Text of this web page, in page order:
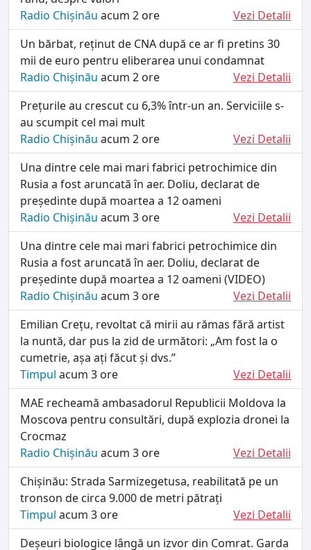
Radio Chișinău acum 2 ore
Vezi Detalii
Un bărbat, reținut de CNA după ce ar fi pretins 30
mii de euro pentru eliberarea unui condamnat
Radio Chișinău acum 2 ore
Vezi Detalii
Prețurile au crescut cu 6,3% într-un an. Serviciile s-
au scumpit cel mai mult
Radio Chișinău acum 2 ore
Vezi Detalii
Una dintre cele mai mari fabrici petrochimice din
Rusia a fost aruncată în aer. Doliu, declarat de
președinte după moartea a 12 oameni
Radio Chișinău acum 3 ore
Vezi Detalii
Una dintre cele mai mari fabrici petrochimice din
Rusia a fost aruncată în aer. Doliu, declarat de
președinte după moartea a 12 oameni (VIDEO)
Radio Chișinău acum 3 ore
Vezi Detalii
Emilian Crețu, revoltat că mirii au rămas fără artist
la nuntă, dar pus la zid de următori: „Am fost la o
cumetrie, așa ați făcut și dvs.”
Timpul acum 3 ore
Vezi Detalii
MAE recheamă ambasadorul Republicii Moldova la
Moscova pentru consultări, după explozia dronei la
Crocmaz
Radio Chișinău acum 3 ore
Vezi Detalii
Chișinău: Strada Sarmizegetusa, reabilitată pe un
tronson de circa 9.000 de metri pătrați
Timpul acum 3 ore
Vezi Detalii
Deșeuri biologice lângă un izvor din Comrat. Garda